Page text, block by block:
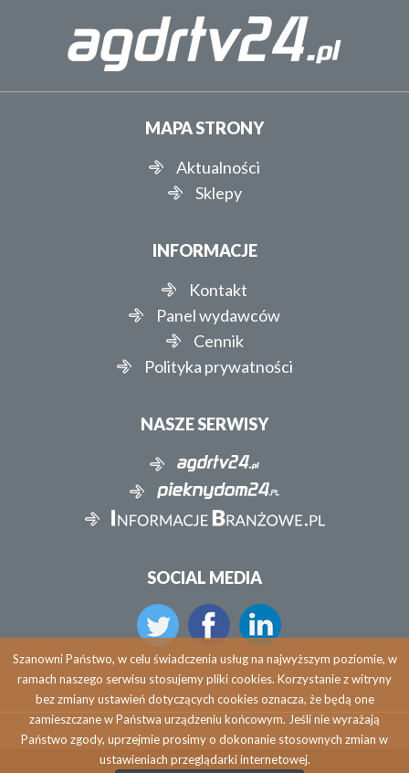
MAPA STRONY
Aktualności
Sklepy
INFORMACJE
Kontakt
Panel wydawców
Cennik
Polityka prywatności
NASZE SERWISY
SOCIAL MEDIA
Szanowni Państwo, w celu świadczenia usług na najwyższym poziomie, w
ramach naszego serwisu stosujemy pliki cookies. Korzystanie z witryny
bez zmiany ustawień dotyczących cookies oznacza, że będą one
zamieszczane w Państwa urządzeniu końcowym. Jeśli nie wyrażają
Państwo zgody, uprzejmie prosimy o dokonanie stosownych zmian w
ustawieniach przeglądarki internetowej.